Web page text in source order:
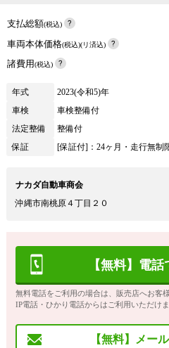
支払総額(税込)
車両本体価格(税込)(リ済込)
諸費用(税込)
年式 2023(令和5)年
車検
車検整備付
法定整備
整備付
保証
[保証付]：24ヶ月・走行無制
ナカダ自動車商会
沖縄市南桃原４丁目２０
【無料】電
無料電話をご利用の場合は、販売店へお客
IP電話・ひかり電話からはご利用いただけま
【無料】メー